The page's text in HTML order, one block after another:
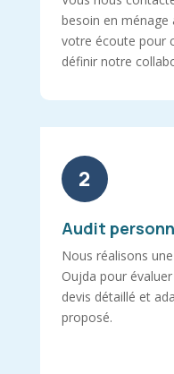
besoin en ménage
votre écoute pour
définir notre
2
Audit
Nous réalisons
Oujda pour évaluer
devis détaillé et
proposé.